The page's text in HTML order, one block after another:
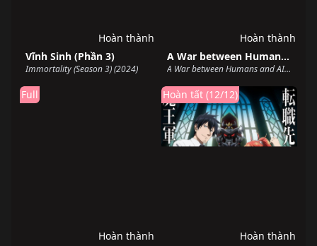
Vĩnh Sinh (Phần 3)
Immortality (Season 3) (2024)
Hoàn thành
A War between Humans and AI
A War between Humans and AI (2024)
Hoàn thành
Full
Hoàn thành
Hoàn tất (12/12)
Hoàn thành